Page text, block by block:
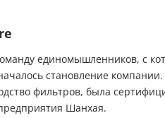
единомышленников, с
становление
фильтров, была
Шанхая.